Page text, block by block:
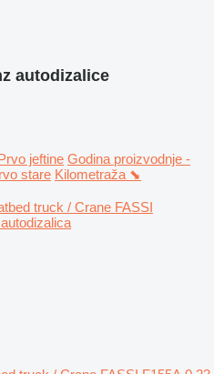
autodizalice
jeftine Godina proizvodnje -
stare Kilometraža ⬊